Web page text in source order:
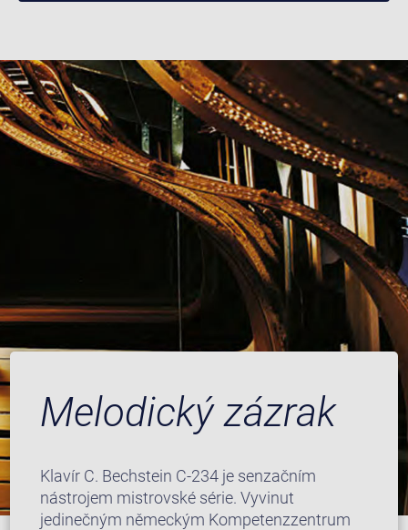
Melodický zázrak
Klavír C. Bechstein C-234 je senzačním
nástrojem mistrovské série. Vyvinut
jedinečným německým Kompetenzzentrum